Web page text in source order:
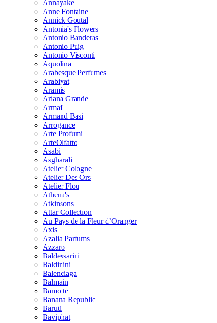
Annayake
Anne Fontaine
Annick Goutal
Antonia's Flowers
Antonio Banderas
Antonio Puig
Antonio Visconti
Aquolina
Arabesque Perfumes
Arabiyat
Aramis
Ariana Grande
Armaf
Armand Basi
Arrogance
Arte Profumi
ArteOlfatto
Asabi
Asgharali
Atelier Cologne
Atelier Des Ors
Atelier Flou
Athena's
Atkinsons
Attar Collection
Au Pays de la Fleur d’Oranger
Axis
Azalia Parfums
Azzaro
Baldessarini
Baldinini
Balenciaga
Balmain
Bamotte
Banana Republic
Baruti
Baviphat